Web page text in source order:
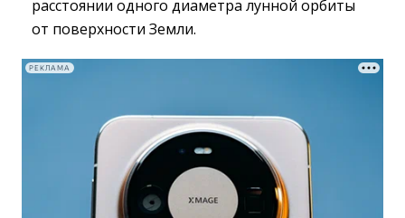
расстоянии одного диаметра лунной орбиты
от поверхности Земли.
РЕКЛАМА